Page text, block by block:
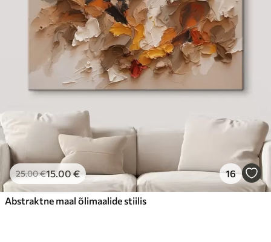
25.00€15.00€ 16
Abstraktne maal õlimaalide stiilis